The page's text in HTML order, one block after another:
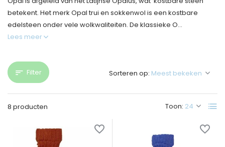
betekent. Het merk Opal trui en sokkenwol is een kostbare
edelsteen onder vele wolkwaliteiten. De klassieke O...
Lees meer
Filter
8 producten Toon:
Sorteren op: